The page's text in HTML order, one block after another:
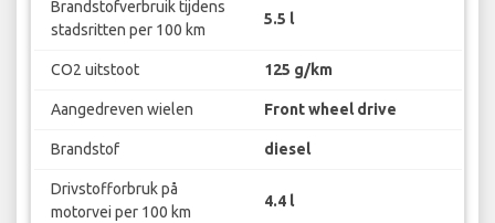
Brandstofverbruik tijdens
stadsritten per 100 km
5.5 l
CO2 uitstoot 125 g/km
Aangedreven wielen Front wheel drive
Brandstof diesel
Drivstofforbruk på
motorvei per 100 km
4.4 l